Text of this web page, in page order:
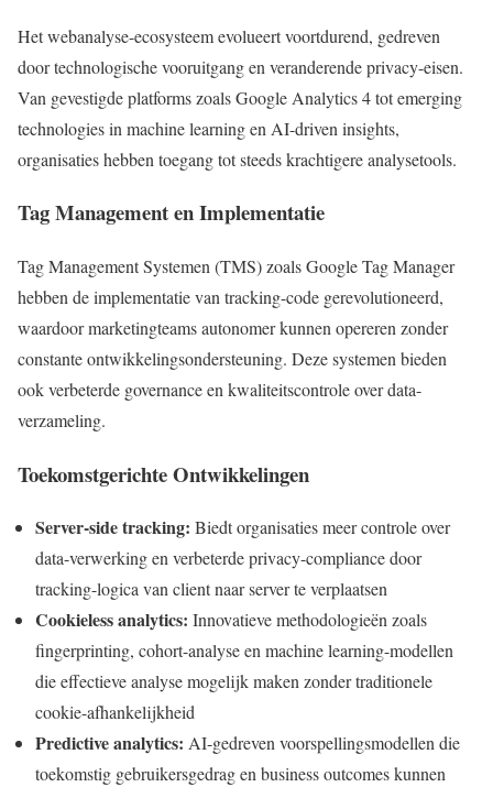
Het webanalyse-ecosysteem evolueert voortdurend, gedreven
door technologische vooruitgang en veranderende privacy-eisen.
Van gevestigde platforms zoals Google Analytics 4 tot emerging
technologies in machine learning en AI-driven insights,
organisaties hebben toegang tot steeds krachtigere analysetools.
Tag Management en Implementatie
Tag Management Systemen (TMS) zoals Google Tag Manager
hebben de implementatie van tracking-code gerevolutioneerd,
waardoor marketingteams autonomer kunnen opereren zonder
constante ontwikkelingsondersteuning. Deze systemen bieden
ook verbeterde governance en kwaliteitscontrole over data-
verzameling.
Toekomstgerichte Ontwikkelingen
Server-side tracking: Biedt organisaties meer controle over
data-verwerking en verbeterde privacy-compliance door
tracking-logica van client naar server te verplaatsen
Cookieless analytics: Innovatieve methodologieën zoals
fingerprinting, cohort-analyse en machine learning-modellen
die effectieve analyse mogelijk maken zonder traditionele
cookie-afhankelijkheid
Predictive analytics: AI-gedreven voorspellingsmodellen die
toekomstig gebruikersgedrag en business outcomes kunnen